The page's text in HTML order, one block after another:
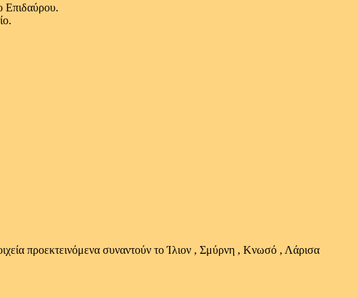
Επιδαύρου.
προεκτεινόμενα συναντούν το Ίλιον , Σμύρνη , Κνωσό , Λάρισα